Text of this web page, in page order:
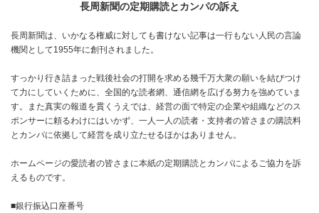
長周新聞の定期購読とカンパの訴え
長周新聞は、いかなる権威に対しても書けない記事は一行もない人民の言論
機関として1955年に創刊されました。
すっかり行き詰まった戦後社会の打開を求める幾千万大衆の願いを結びつけ
て力にしていくために、全国的な読者網、通信網を広げる努力を強めていま
す。また真実の報道を貫くうえでは、経営の面で特定の企業や組織などのス
ポンサーに頼るわけにはいかず、一人一人の読者・支持者の皆さまの購読料
とカンパに依拠して経営を成り立たせるほかはありません。
ホームページの愛読者の皆さまに本紙の定期購読とカンパによるご協力を訴
えるものです。
■銀行振込口座番号